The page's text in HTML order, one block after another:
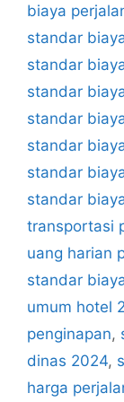
biaya
standar
standar
standar
standar
standar
standar
standar
transportasi
uang harian
standar
umum hotel
penginapan,
dinas 2024,
harga